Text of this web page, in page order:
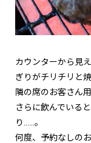
カウンターから見
ぎりがチリチリと
隣の席のお客さん
さらに飲んでいる
り……。
何度、予約なしの